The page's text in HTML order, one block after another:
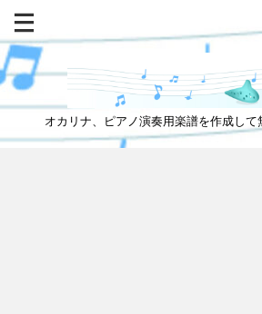
オカリナ、ピアノ演奏用楽譜を作成し